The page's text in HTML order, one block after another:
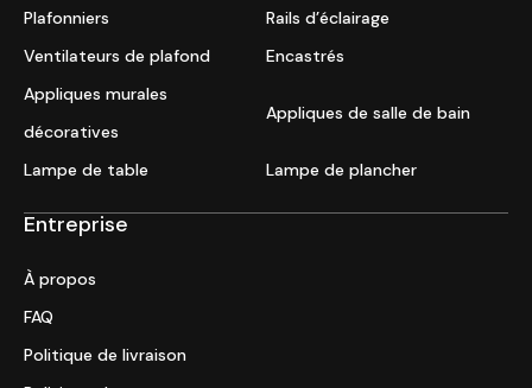
Plafonniers
Rails d’éclairage
Ventilateurs de plafond
Encastrés
Appliques murales
décoratives
Appliques de salle de bain
Lampe de table Lampe de plancher
Entreprise
À propos
FAQ
Politique de livraison